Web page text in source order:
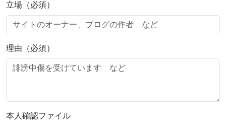
立場（必須）
理由（必須）
本人確認ファイル